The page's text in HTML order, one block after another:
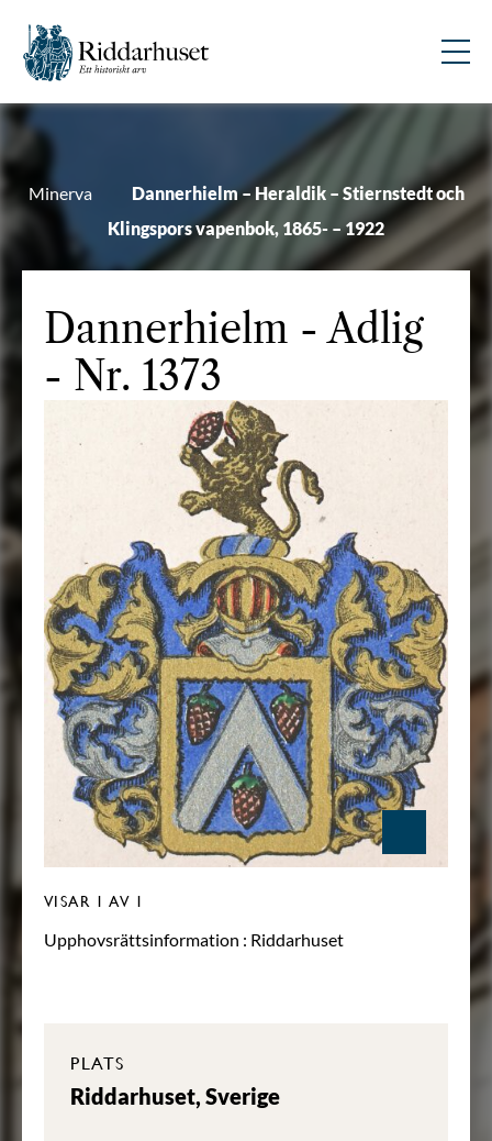
Minerva
Dannerhielm – Heraldik – Stiernstedt och
Klingspors vapenbok, 1865- – 1922
Dannerhielm - Adlig
- Nr. 1373
VISAR 1 AV 1
Upphovsrättsinformation : Riddarhuset
PLATS
Riddarhuset, Sverige